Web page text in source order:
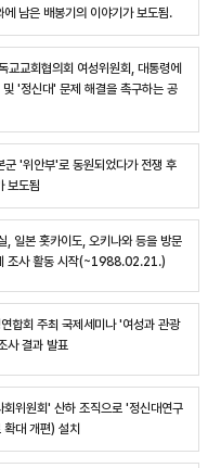
남은 배봉기의 이야기가 보도됨.
교교회협의회 여성위원회, 대통령에
'정신대' 문제 해결을 촉구하는 공
'위안부'로 동원되었다가 전쟁 후
보도됨
, 일본 홋카이도, 오키나와 등을 방문
조사 활동 시작(~1988.02.21.)
합회 주최 국제세미나 '여성과 관광
사 결과 발표
위원회' 산하 조직으로 '정신대연구
대 개편) 설치